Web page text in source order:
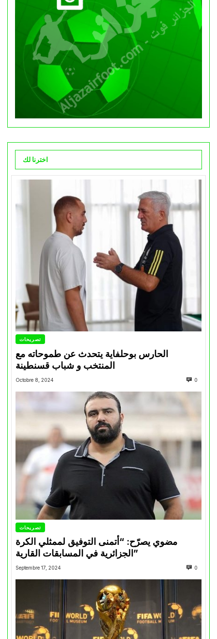
اخترنا لك
تصريحات
الحارس بوحلفاية يتحدث عن طموحاته مع
المنتخب و شباب قسنطينة
Octobre 8, 2024 0
تصريحات
مضوي يصرّح: “أتمنى التوفيق لممثلي الكرة
الجزائرية في المسابقات القارية”
Septembre 17, 2024 0